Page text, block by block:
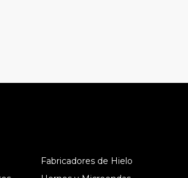
Fabricadores de Hielo